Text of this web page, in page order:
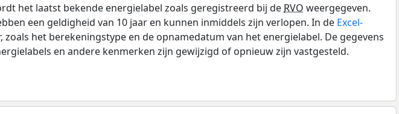
het laatst bekende energielabel zoals geregistreerd bij de RVO weergegeven.
een geldigheid van 10 jaar en kunnen inmiddels zijn verlopen. In de Excel-
zoals het berekeningstype en de opnamedatum van het energielabel. De gegevens
en andere kenmerken zijn gewijzigd of opnieuw zijn vastgesteld.